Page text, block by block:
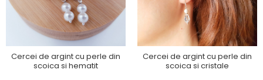
Cercei de argint cu perle din
scoica si hematit
Cercei de argint cu perle din
scoica si cristale